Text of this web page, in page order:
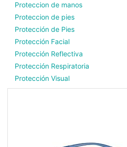
Proteccion de manos
Proteccion de pies
Protección de Pies
Protección Facial
Protección Reflectiva
Protección Respiratoria
Protección Visual